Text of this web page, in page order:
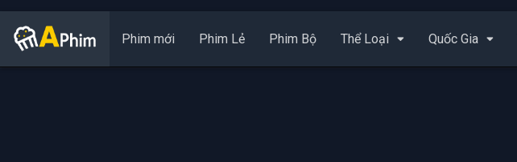
Phim mới Phim Lẻ Phim Bộ Thể Loại Quốc Gia